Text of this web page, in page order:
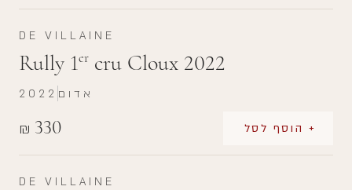
DE VILLAINE
Rully 1er cru Cloux 2022
₪ 330 + הוסף לסל
2022 אדום
DE VILLAINE